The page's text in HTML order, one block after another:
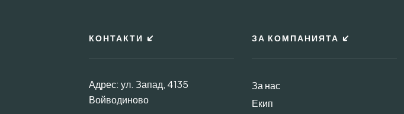
КОНТАКТИ
Адрес: ул. Запад, 4135
Войводиново
ЗА КОМПАНИЯТА
За нас
Екип